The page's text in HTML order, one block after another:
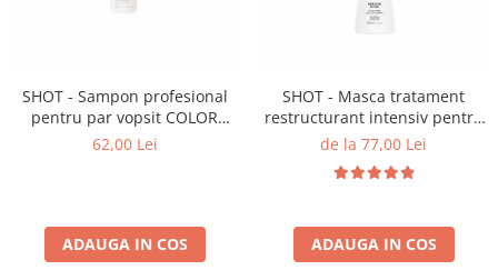
Trepiede cap manechin
SHOT - Sampon profesional
pentru par vopsit COLOR
CARE - 250 ml
62,00 Lei
ADAUGA IN COS
SHOT - Masca tratament
restructurant intensiv pentru
par KERATIN - 950 ml
de la 77,00 Lei
ADAUGA IN COS